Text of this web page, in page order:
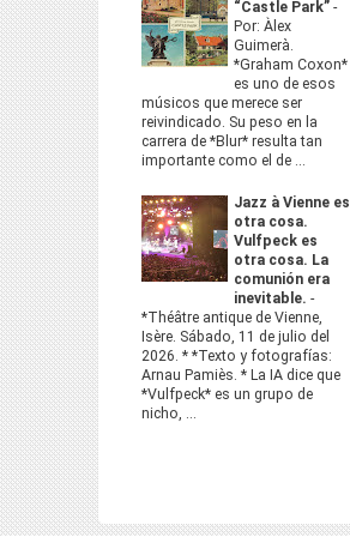
“Castle Park” -
Por: Àlex
Guimerà.
*Graham Coxon*
es uno de esos
músicos que merece ser
reivindicado. Su peso en la
carrera de *Blur* resulta tan
importante como el de ...
Jazz à Vienne es
otra cosa.
Vulfpeck es
otra cosa. La
comunión era
inevitable. -
*Théâtre antique de Vienne,
Isère. Sábado, 11 de julio del
2026. * *Texto y fotografías:
Arnau Pamiès. * La IA dice que
*Vulfpeck* es un grupo de
nicho, ...